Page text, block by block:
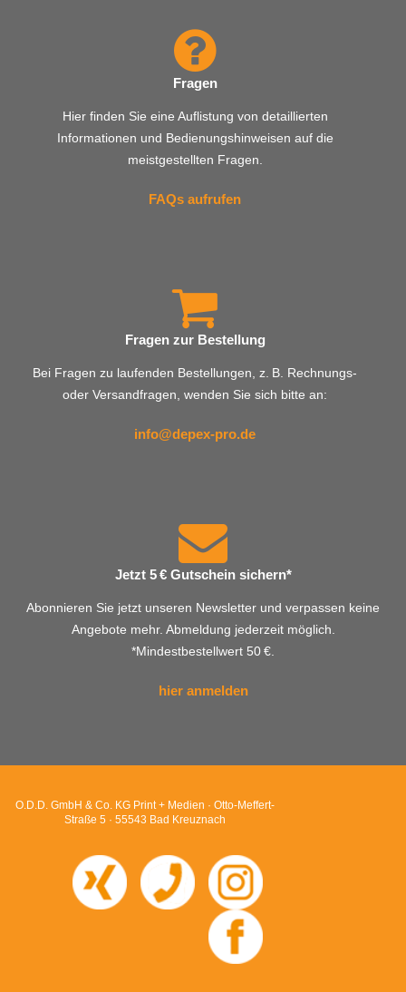
Fragen
Hier finden Sie eine Auflistung von detaillierten
Informationen und Bedienungshinweisen auf die
meistgestellten Fragen.
FAQs aufrufen
Fragen zur Bestellung
Bei Fragen zu laufenden Bestellungen, z. B. Rechnungs-
oder Versandfragen, wenden Sie sich bitte an:
info@depex-pro.de
Jetzt 5 € Gutschein sichern*
Abonnieren Sie jetzt unseren Newsletter und verpassen keine
Angebote mehr. Abmeldung jederzeit möglich.
*Mindestbestellwert 50 €.
hier anmelden
O.D.D. GmbH & Co. KG Print + Medien · Otto-Meffert-
Straße 5 · 55543 Bad Kreuznach